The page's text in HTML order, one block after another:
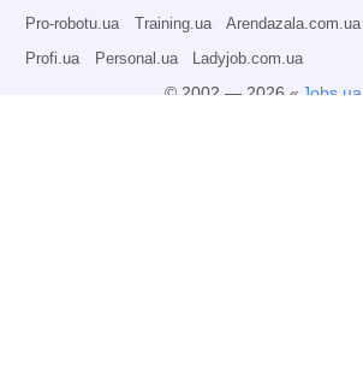
Pro-robotu.ua Training.ua Arendazala.com.ua
Profi.ua Personal.ua Ladyjob.com.ua
© 2002 — 2026 « Jobs.ua